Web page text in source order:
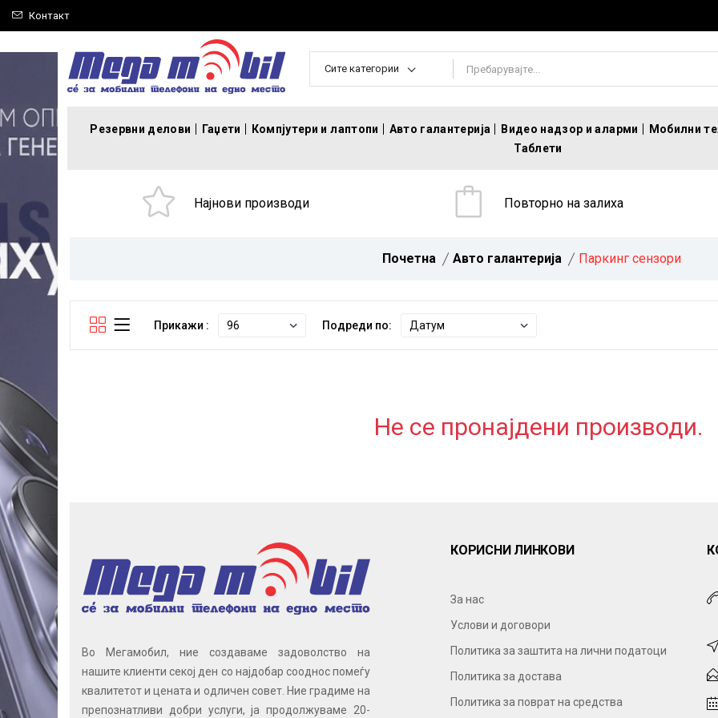
Контакт
Сите категории
Резервни делови Гаџети Компјутери и лаптопи Авто галантерија Видео надзор и аларми Мобилни
Таблети
Најнови производи Повторно на залиха
Почетна Авто галантерија Паркинг сензори
Прикажи : Подреди по:
Не се пронајдени производи.
Во Мегамобил, ние создаваме задоволство на
нашите клиенти секој ден со најдобар сооднос помеѓу
квалитетот и цената и одличен совет. Ние градиме на
препознатливи добри услуги, ја продолжуваме 20-
КОРИСНИ ЛИНКОВИ
За нас
Услови и договори
Политика за заштита на лични податоци
Политика за достава
Политика за поврат на средства